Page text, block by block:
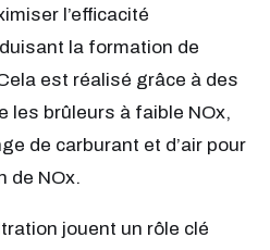
l’efficacité
la formation de
est réalisé grâce à des
les brûleurs à faible NOx,
de carburant et d’air pour
de NOx.
jouent un rôle clé